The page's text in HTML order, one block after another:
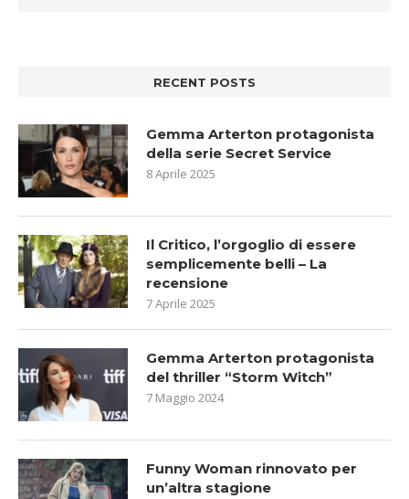
RECENT POSTS
Gemma Arterton protagonista
della serie Secret Service
8 Aprile 2025
Il Critico, l’orgoglio di essere
semplicemente belli – La
recensione
7 Aprile 2025
Gemma Arterton protagonista
del thriller “Storm Witch”
7 Maggio 2024
Funny Woman rinnovato per
un’altra stagione